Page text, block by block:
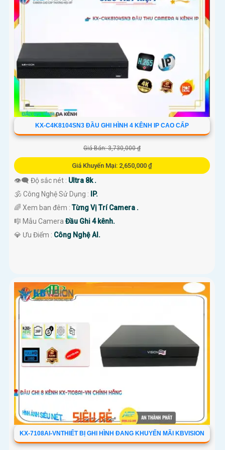
KX-C4K8104SN3 ĐẦU GHI HÌNH 4 KÊNH IP CAO CẤP
Giá Bán: 3,730,000 ₫
Giá Khuyến Mại: 2,650,000 ₫
👁️‍🗨 Độ sắc nét : Ultra 8k .
🕉️ Công Nghệ Sử Dụng :
IP.
🌈 Xem ban đêm :Từng Vị Trí Camera .
🎼️ Mẫu Camera Đầu Ghi 4 kênh.
️💎 Ưu Điểm : Công Nghệ AI.
KX-7108AI-VNTHIẾT BỊ GHI HÌNH ĐANG KHUYẾN MÃI KBVISION